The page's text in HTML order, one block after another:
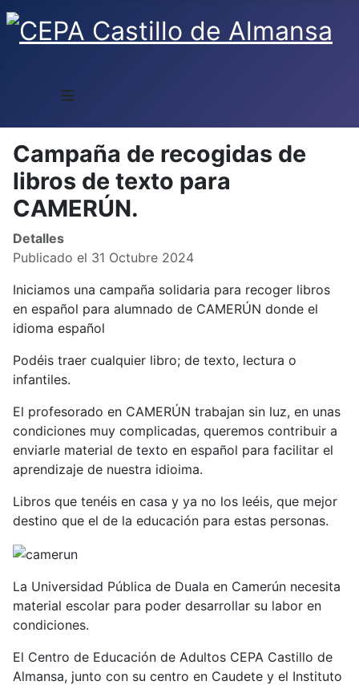
≡
Campaña de recogidas de
libros de texto para
CAMERÚN.
Detalles
Publicado el 31 Octubre 2024
Iniciamos una campaña solidaria para recoger libros
en español para alumnado de CAMERÚN donde el
idioma español
Podéis traer cualquier libro; de texto, lectura o
infantiles.
El profesorado en CAMERÚN trabajan sin luz, en unas
condiciones muy complicadas, queremos contribuir a
enviarle material de texto en español para facilitar el
aprendizaje de nuestra idioima.
Libros que tenéis en casa y ya no los leéis, que mejor
destino que el de la educación para estas personas.
La Universidad Pública de Duala en Camerún necesita
material escolar para poder desarrollar su labor en
condiciones.
El Centro de Educación de Adultos CEPA Castillo de
Almansa, junto con su centro en Caudete y el Instituto